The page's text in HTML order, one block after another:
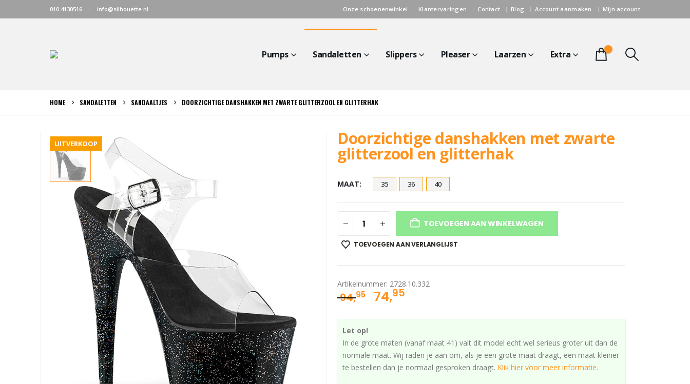
010 4130516 info@silhouette.nl Onze schoenenwinkel Klantervaringen Contact Blog Account aanmaken Mijn account
Pumps Sandaletten Slippers Pleaser Laarzen Extra
HOME SANDALETTEN SANDAALTJES DOORZICHTIGE DANSHAKKEN MET ZWARTE GLITTERZOOL EN GLITTERHAK
UITVERKOOP Doorzichtige danshakken met zwarte
glitterzool en glitterhak
MAAT 35 36 40
TOEVOEGEN AAN WINKELWAGEN
TOEVOEGEN AAN VERLANGLIJST
Artikelnummer: 2728.10.332
94,95 Oorspronkelijke
74,95
Let op!
In de grote maten (vanaf maat 41) valt dit model echt wel serieus groter uit dan de
normale maat. Wij raden je aan om, als je een grote maat draagt, een maat kleiner
te bestellen dan je normaal gesproken draagt. Klik hier voor meer informatie.